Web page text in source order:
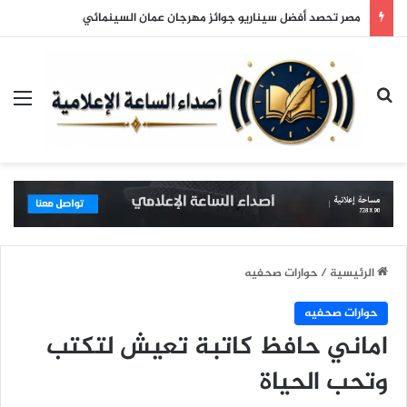
مصر تحصد أفضل سيناريو جوائز مهرجان عمان السينمائي
بحث عن
الرئيسية/حوارات صحفيه
حوارات صحفيه
اماني حافظ كاتبة تعيش لتكتب
وتحب الحياة